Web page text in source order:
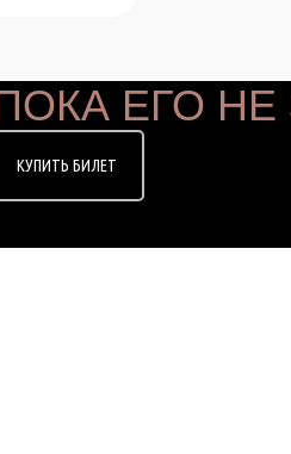
ЕГО НЕ
КУПИТЬ БИЛЕТ